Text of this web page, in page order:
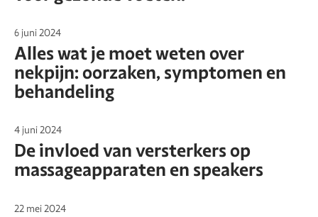
6 juni 2024
Alles wat je moet weten over
nekpijn: oorzaken, symptomen en
behandeling
4 juni 2024
De invloed van versterkers op
massageapparaten en speakers
22 mei 2024